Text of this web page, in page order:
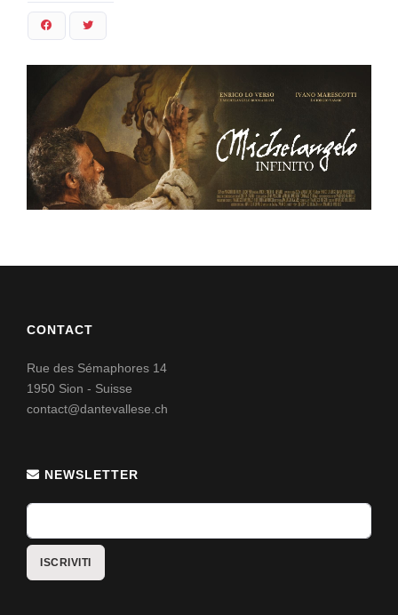
CONTACT
Rue des Sémaphores 14
1950 Sion - Suisse
contact@dantevallese.ch
NEWSLETTER